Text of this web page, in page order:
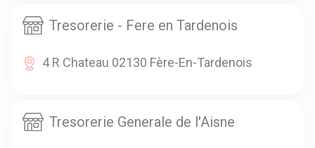
Tresorerie - Fere en Tardenois
4 R Chateau 02130 Fère-En-Tardenois
Tresorerie Generale de l'Aisne